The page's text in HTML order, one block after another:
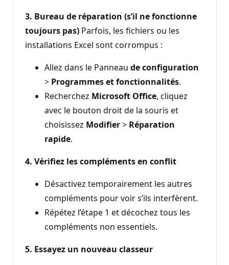
3. Bureau de réparation (s’il ne fonctionne
toujours pas) Parfois, les fichiers ou les
installations Excel sont corrompus :
Allez dans le Panneau de configuration
> Programmes et fonctionnalités.
Recherchez Microsoft Office, cliquez
avec le bouton droit de la souris et
choisissez Modifier> Réparation
rapide.
4. Vérifiez les compléments en conflit
Désactivez temporairement les autres
compléments pour voir s’ils interfèrent.
Répétez l’étape 1 et décochez tous les
compléments non essentiels.
5. Essayez un nouveau classeur